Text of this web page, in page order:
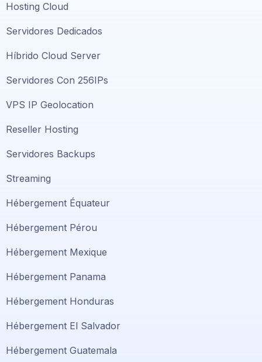
Hosting Cloud
Servidores Dedicados
Híbrido Cloud Server
Servidores Con 256IPs
VPS IP Geolocation
Reseller Hosting
Servidores Backups
Streaming
Hébergement Équateur
Hébergement Pérou
Hébergement Mexique
Hébergement Panama
Hébergement Honduras
Hébergement El Salvador
Hébergement Guatemala